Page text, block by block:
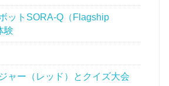
ットSORA-Q（Flagship
験
ャー（レッド）とクイズ大会